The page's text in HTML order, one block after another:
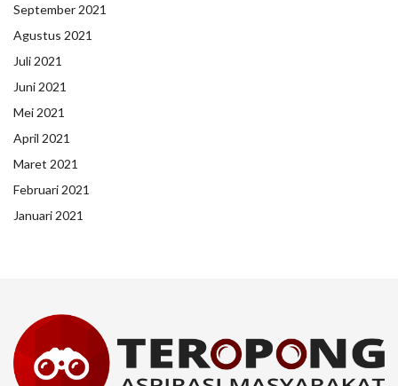
September 2021
Agustus 2021
Juli 2021
Juni 2021
Mei 2021
April 2021
Maret 2021
Februari 2021
Januari 2021